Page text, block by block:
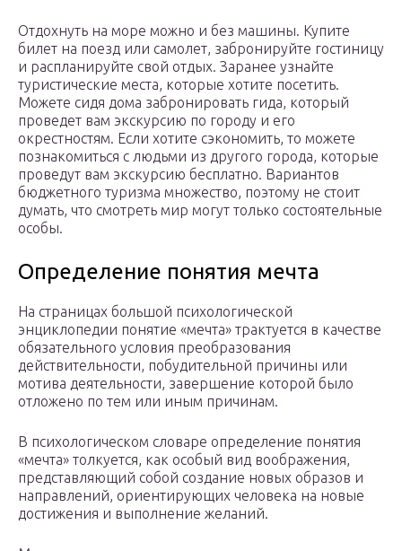
Отдохнуть на море можно и без машины. Купите
билет на поезд или самолет, забронируйте гостиницу
и распланируйте свой отдых. Заранее узнайте
туристические места, которые хотите посетить.
Можете сидя дома забронировать гида, который
проведет вам экскурсию по городу и его
окрестностям. Если хотите сэкономить, то можете
познакомиться с людьми из другого города, которые
проведут вам экскурсию бесплатно. Вариантов
бюджетного туризма множество, поэтому не стоит
думать, что смотреть мир могут только состоятельные
особы.
Определение понятия мечта
На страницах большой психологической
энциклопедии понятие «мечта» трактуется в качестве
обязательного условия преобразования
действительности, побудительной причины или
мотива деятельности, завершение которой было
отложено по тем или иным причинам.
В психологическом словаре определение понятия
«мечта» толкуется, как особый вид воображения,
представляющий собой создание новых образов и
направлений, ориентирующих человека на новые
достижения и выполнение желаний.